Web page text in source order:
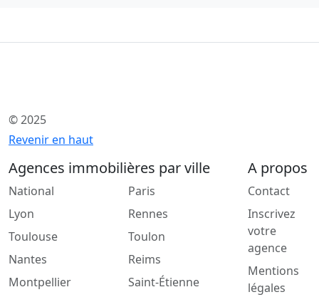
© 2025
Revenir en haut
Agences immobilières par ville
National
Lyon
Toulouse
Nantes
Montpellier
Paris
Rennes
Toulon
Reims
Saint-Étienne
A propos
Contact
Inscrivez
votre
agence
Mentions
légales